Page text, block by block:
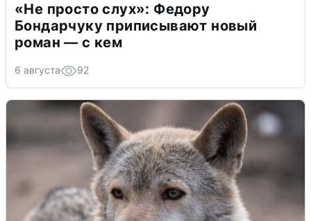
«Не просто слух»: Федору
Бондарчуку приписывают новый
роман — с кем
6 августа 92